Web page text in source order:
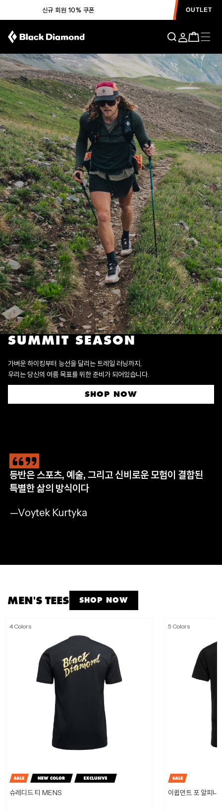
신규 회원 10% 쿠폰 OUTLET
SUMMIT SEASON
가벼운 하이킹부터 능선을 달리는 트레일 러닝까지,
우리는 당신의 여름 목표를 위한 준비가 되어있습니다.
SHOP NOW
등반은 스포츠, 예술, 그리고 신비로운 모험이 결합된
특별한 삶의 방식이다
—Voytek Kurtyka
CLIMB
완등을 위한 필수 장비
SHOP NOW
HIKE
자연으로 나아갈 완벽한 준비
SHOP NOW
RUN
멈추지 않는 산악 트레일 러닝
SHOP NOW
APPAREL
모든 아웃도어 모험을 위해
SHOP MEN'S
MEN'S TEES SHOP NOW
4 Colors
슈레디드 티 MENS
5 Colors
이큅먼트 포 알피